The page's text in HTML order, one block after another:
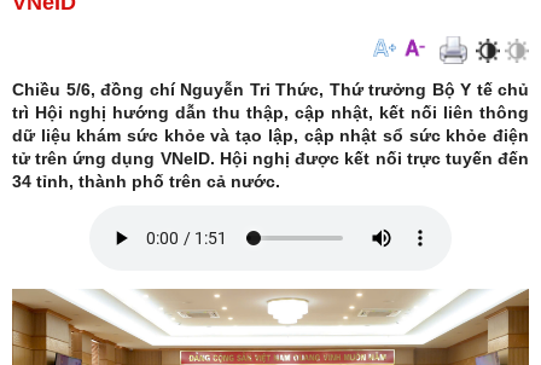
Chiều 5/6, đồng chí Nguyễn Tri Thức, Thứ trưởng Bộ Y tế chủ
trì Hội nghị hướng dẫn thu thập, cập nhật, kết nối liên thông
dữ liệu khám sức khỏe và tạo lập, cập nhật sổ sức khỏe điện
tử trên ứng dụng VNeID. Hội nghị được kết nối trực tuyến đến
34 tỉnh, thành phố trên cả nước.